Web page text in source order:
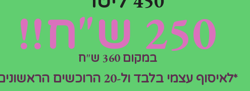
250 ש"ח!!במקום 360 ש"ח
*לאיסוף עצמי בלבד ול-20 הרוכשים הראשונים